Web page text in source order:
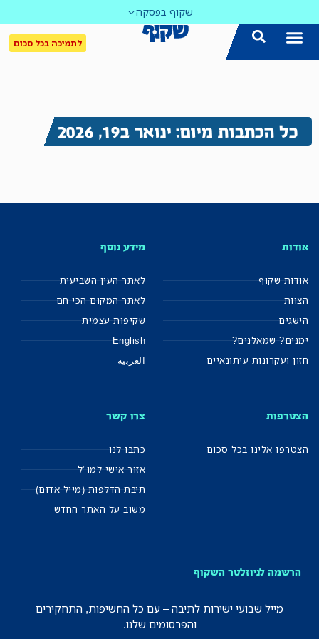
שקוף בפסקה
לתמיכה בכל סכום
כל הכתבות מיום: ינואר ב19, 2026
אודות
אודות שקוף
הצוות
הישגים
ימנים? שמאלנים?
חזון ועקרונות עיתונאיים
מידע נוסף
לאתר העין השביעית
לאתר המקום הכי חם
שקיפות עצמית
English
العربية
הצטרפות
הצטרפו אלינו בכל סכום
צרו קשר
כתבו לנו
אזור אישי למו"ל
תיבת הדלפות (מייל אדום)
משוב על האתר החדש
הרשמה לניוזלטר השקוף
מייל שבועי ישירות לתיבה – עם כל החשיפות, התחקירים
והפרסומים שלנו.